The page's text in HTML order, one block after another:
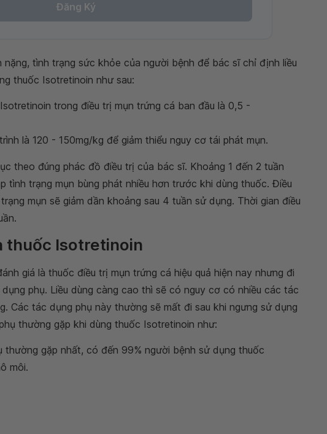
Đăng Ký
nặng, tình trạng sức khỏe của người bệnh để bác sĩ chỉ định liều
thuốc Isotretinoin như sau:
trong điều trị mụn trứng cá ban đầu là 0,5 -
là 120 - 150mg/kg để giảm thiểu nguy cơ tái phát mụn.
theo đúng phác đồ điều trị của bác sĩ. Khoảng 1 đến 2 tuần
tình trạng mụn bùng phát nhiều hơn trước khi dùng thuốc. Điều
mụn sẽ giảm dần khoảng sau 4 tuần sử dụng. Thời gian điều
thuốc Isotretinoin
giá là thuốc điều trị mụn trứng cá hiệu quả hiện nay nhưng đi
phụ. Liều dùng càng cao thì sẽ có nguy cơ có nhiều các tác
Các tác dụng phụ này thường sẽ mất đi sau khi ngưng sử dụng
thường gặp khi dùng thuốc Isotretinoin như:
thường gặp nhất, có đến 99% người bệnh sử dụng thuốc
môi.